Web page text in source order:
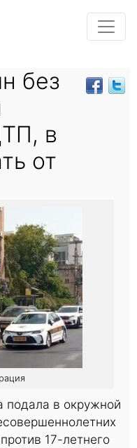
без
в
от
подала в окружной
17-летнего